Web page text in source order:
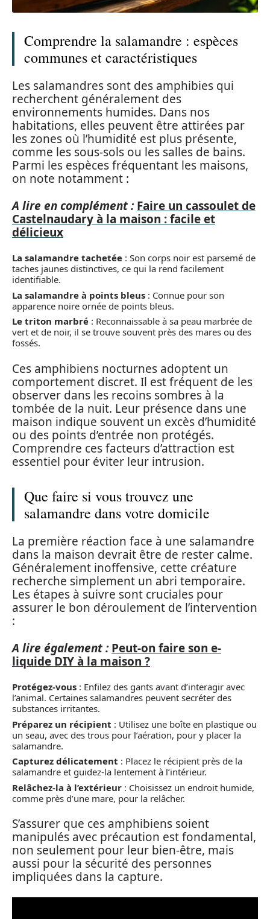
Comprendre la salamandre : espèces
communes et caractéristiques
Les salamandres sont des amphibies qui
recherchent généralement des
environnements humides. Dans nos
habitations, elles peuvent être attirées par
les zones où l’humidité est plus présente,
comme les sous-sols ou les salles de bains.
Parmi les espèces fréquentant les maisons,
on note notamment :
A lire en complément : Faire un cassoulet de
Castelnaudary à la maison : facile et
délicieux
La salamandre tachetée : Son corps noir est parsemé de
taches jaunes distinctives, ce qui la rend facilement
identifiable.
La salamandre à points bleus : Connue pour son
apparence noire ornée de points bleus.
Le triton marbré : Reconnaissable à sa peau marbrée de
vert et de noir, il se trouve souvent près des mares ou des
fossés.
Ces amphibiens nocturnes adoptent un
comportement discret. Il est fréquent de les
observer dans les recoins sombres à la
tombée de la nuit. Leur présence dans une
maison indique souvent un excès d’humidité
ou des points d’entrée non protégés.
Comprendre ces facteurs d’attraction est
essentiel pour éviter leur intrusion.
Que faire si vous trouvez une
salamandre dans votre domicile
La première réaction face à une salamandre
dans la maison devrait être de rester calme.
Généralement inoffensive, cette créature
recherche simplement un abri temporaire.
Les étapes à suivre sont cruciales pour
assurer le bon déroulement de l’intervention
:
A lire également : Peut-on faire son e-
liquide DIY à la maison ?
Protégez-vous : Enfilez des gants avant d’interagir avec
l’animal. Certaines salamandres peuvent secréter des
substances irritantes.
Préparez un récipient : Utilisez une boîte en plastique ou
un seau, avec des trous pour l’aération, pour y placer la
salamandre.
Capturez délicatement : Placez le récipient près de la
salamandre et guidez-la lentement à l’intérieur.
Relâchez-la à l’extérieur : Choisissez un endroit humide,
comme près d’une mare, pour la relâcher.
S’assurer que ces amphibiens soient
manipulés avec précaution est fondamental,
non seulement pour leur bien-être, mais
aussi pour la sécurité des personnes
impliquées dans la capture.